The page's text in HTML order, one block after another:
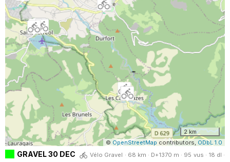
2 km
© OpenStreetMap contributors, ODbL 1.0
GRAVEL 30 DEC
Vélo Gravel · 68 km · D+1370 m · 95 vus · 18 dl ·